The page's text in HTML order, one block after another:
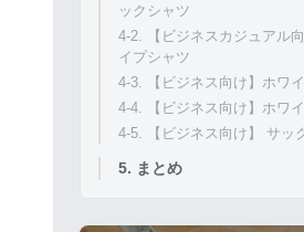
ックシャツ
4-2. 【ビジネスカジュアル
イプシャツ
4-3. 【ビジネス向け】ホワ
4-4. 【ビジネス向け】ホワ
4-5. 【ビジネス向け】 サッ
5. まとめ